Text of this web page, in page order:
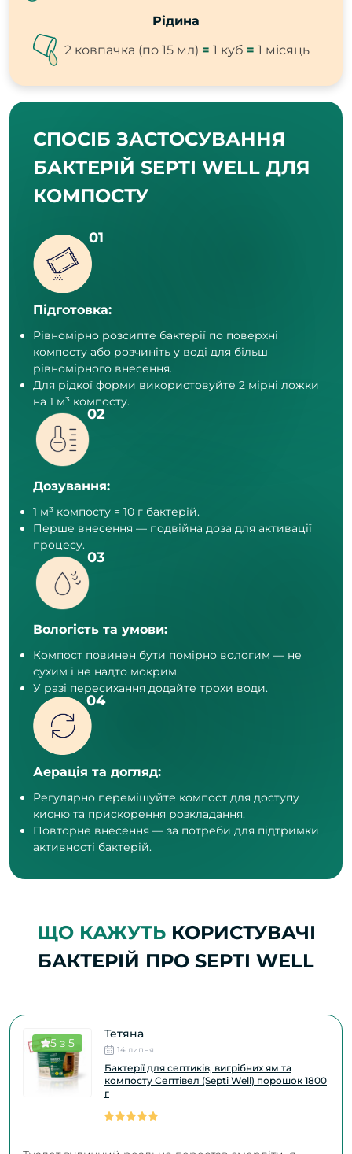
Рідина
2 ковпачка (по 15 мл) = 1 куб = 1 місяць
СПОСІБ ЗАСТОСУВАННЯ
БАКТЕРІЙ SEPTI WELL ДЛЯ
КОМПОСТУ
Підготовка:
Рівномірно розсипте бактерії по поверхні
компосту або розчиніть у воді для більш
рівномірного внесення.
Для рідкої форми використовуйте 2 мірні ложки
на 1 м³ компосту.
Дозування:
1 м³ компосту = 10 г бактерій.
Перше внесення — подвійна доза для активації
процесу.
Вологість та умови:
Компост повинен бути помірно вологим — не
сухим і не надто мокрим.
У разі пересихання додайте трохи води.
Аерація та догляд:
Регулярно перемішуйте компост для доступу
кисню та прискорення розкладання.
Повторне внесення — за потреби для підтримки
активності бактерій.
ЩО КАЖУТЬ КОРИСТУВАЧІ
БАКТЕРІЙ ПРО SEPTI WELL
5 з 5
Тетяна
14 липня
Бактерії для септиків, вигрібних ям та
компосту Септівел (Septi Well) порошок 1800
г